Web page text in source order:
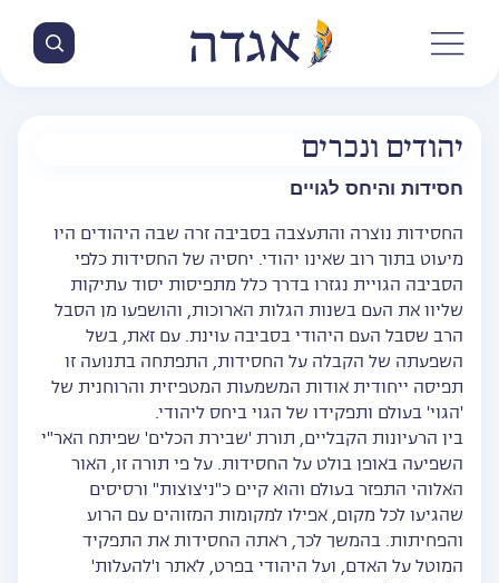
יהודים ונכרים
חסידות והיחס לגויים
החסידות נוצרה והתעצבה בסביבה זרה שבה היהודים היו
מיעוט בתוך רוב שאינו יהודי. יחסיה של החסידות כלפי
הסביבה הגויית נגזרו בדרך כלל מתפיסות יסוד עתיקות
שליוו את העם בשנות הגלות הארוכות, והושפעו מן הסבל
הרב שסבל העם היהודי בסביבה עוינת. עם זאת, בשל
השפעתה של הקבלה על החסידות, התפתחה בתנועה זו
תפיסה ייחודית אודות המשמעות המטפיזית והרוחנית של
'הגוי' בעולם ותפקידו של הגוי ביחס ליהודי.
בין הרעיונות הקבליים, תורת 'שבירת הכלים' שפיתח האר"י
השפיעה באופן בולט על החסידות. על פי תורה זו, האור
האלוהי התפזר בעולם והוא קיים כ"ניצוצות" ורסיסים
שהגיעו לכל מקום, אפילו למקומות המזוהים עם הרוע
והפחיתות. בהמשך לכך, ראתה החסידות את התפקיד
המוטל על האדם, ועל היהודי בפרט, לאתר ו'להעלות'